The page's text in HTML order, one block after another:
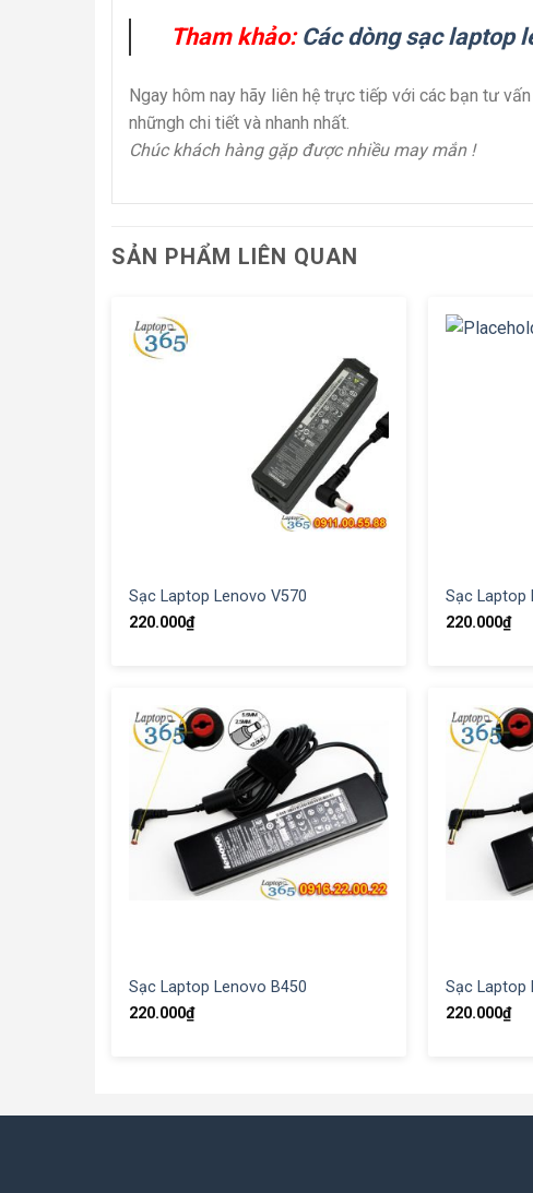
Tham khảo: Các dòng sạc laptop
Ngay hôm nay hãy liên hệ trực tiếp với các bạn tư
nhữngh chi tiết và nhanh nhất.
Chúc khách hàng gặp được nhiều may mắn !
SẢN PHẨM LIÊN QUAN
Sạc Laptop Lenovo V570
220.000₫
Sạc Laptop
220.000₫
Sạc Laptop Lenovo B450
220.000₫
Sạc Laptop
220.000₫